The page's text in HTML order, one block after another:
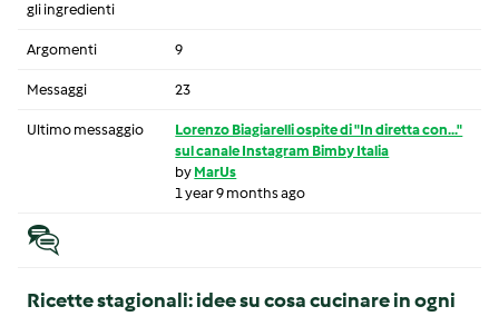
gli ingredienti
Argomenti 9
Messaggi 23
Ultimo messaggio
Lorenzo Biagiarelli ospite di "In diretta con..."
sul canale Instagram Bimby Italia
by MarUs
1 year 9 months ago
Ricette stagionali: idee su cosa cucinare in ogni